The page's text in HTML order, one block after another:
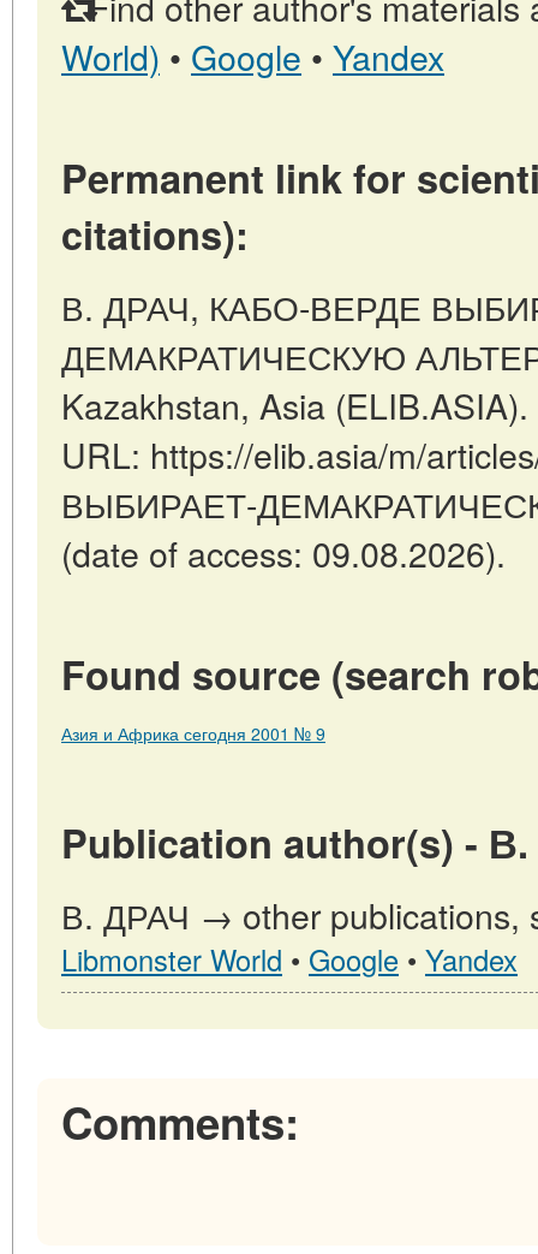
World) • Google • Yandex
Permanent link for
citations):
В. ДРАЧ, КАБО-ВЕРДЕ
ДЕМАКРАТИЧЕСКУЮ
Kazakhstan, Asia
URL: https://elib.asia/m/
ВЫБИРАЕТ-
(date of access: 09.08.2026).
Found source (search
Азия и Африка сегодня 2001 № 9
Publication author(s) -
В. ДРАЧ → other publications,
Libmonster World • Google • Yandex
Comments: